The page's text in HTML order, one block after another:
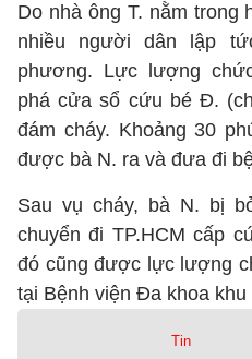
Do nhà ông T. nằm trong
nhiều người dân lập
phương. Lực lượng
phá cửa sổ cứu bé Đ.
đám cháy. Khoảng 30
được bà N. ra và đưa đi
Sau vụ cháy, bà N. bị
chuyển đi TP.HCM cấp
đó cũng được lực lượng
tại Bệnh viện Đa khoa
Tin